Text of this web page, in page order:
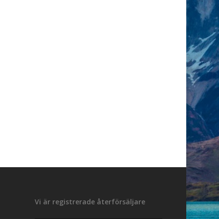
Vi är registrerade återförsäljare